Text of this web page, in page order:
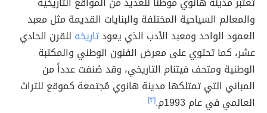
والمعالم السياحية المختلفة والبنايات القديمة مثل معبد
العمود الواحد ومعبد الأدب الذي يعودتاريخه للقرن الحادي
عشر، كما تحتوي على معرض الفنون الوطني والمكتبة
الوطنية ومتحف فيتنام التاريخي، وقد صُنفت عدداً من
المباني التي تمتلكها مدينة هانوي مُجتمعة كموقع للتراث
العالمي في عام 1993م.
[٣]